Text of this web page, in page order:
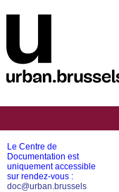
Le Centre de
Documentation est
uniquement accessible
sur rendez-vous :
doc@urban.brussels